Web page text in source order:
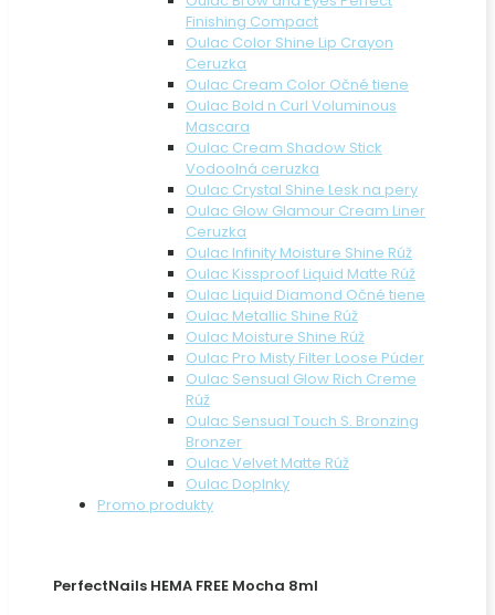
Finishing Compact
Oulac Color Shine Lip Crayon
Ceruzka
Oulac Cream Color Očné tiene
Oulac Bold n Curl Voluminous
Mascara
Oulac Cream Shadow Stick
Vodoolná ceruzka
Oulac Crystal Shine Lesk na pery
Oulac Glow Glamour Cream Liner
Ceruzka
Oulac Infinity Moisture Shine Rúž
Oulac Kissproof Liquid Matte Rúž
Oulac Liquid Diamond Očné tiene
Oulac Metallic Shine Rúž
Oulac Moisture Shine Rúž
Oulac Pro Misty Filter Loose Púder
Oulac Sensual Glow Rich Creme
Rúž
Oulac Sensual Touch S. Bronzing
Bronzer
Oulac Velvet Matte Rúž
Oulac Doplnky
Promo produkty
PerfectNails HEMA FREE Mocha 8ml